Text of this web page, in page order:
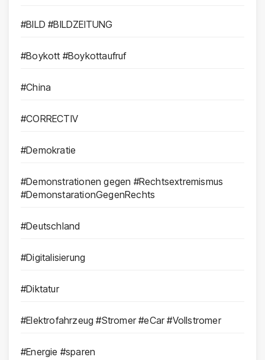
#BILD #BILDZEITUNG
#Boykott #Boykottaufruf
#China
#CORRECTIV
#Demokratie
#Demonstrationen gegen #Rechtsextremismus
#DemonstarationGegenRechts
#Deutschland
#Digitalisierung
#Diktatur
#Elektrofahrzeug #Stromer #eCar #Vollstromer
#Energie #sparen